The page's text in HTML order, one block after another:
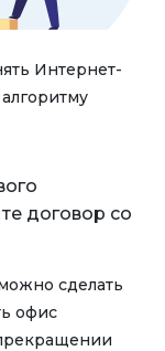
Интернет-
договор со
сделать
офис